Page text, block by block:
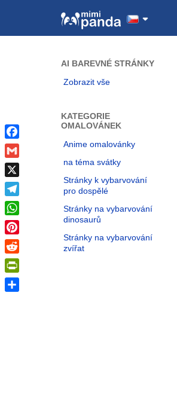
AI BAREVNÉ STRÁNKY
Zobrazit vše
KATEGORIE
OMALOVÁNEK
Anime omalovánky
na téma svátky
Stránky k vybarvování
pro dospělé
Stránky na vybarvování
dinosaurů
Stránky na vybarvování
zvířat
Facebook
Gmail
X
Telegram
WhatsApp
Pinterest
Reddit
PrintFriendly